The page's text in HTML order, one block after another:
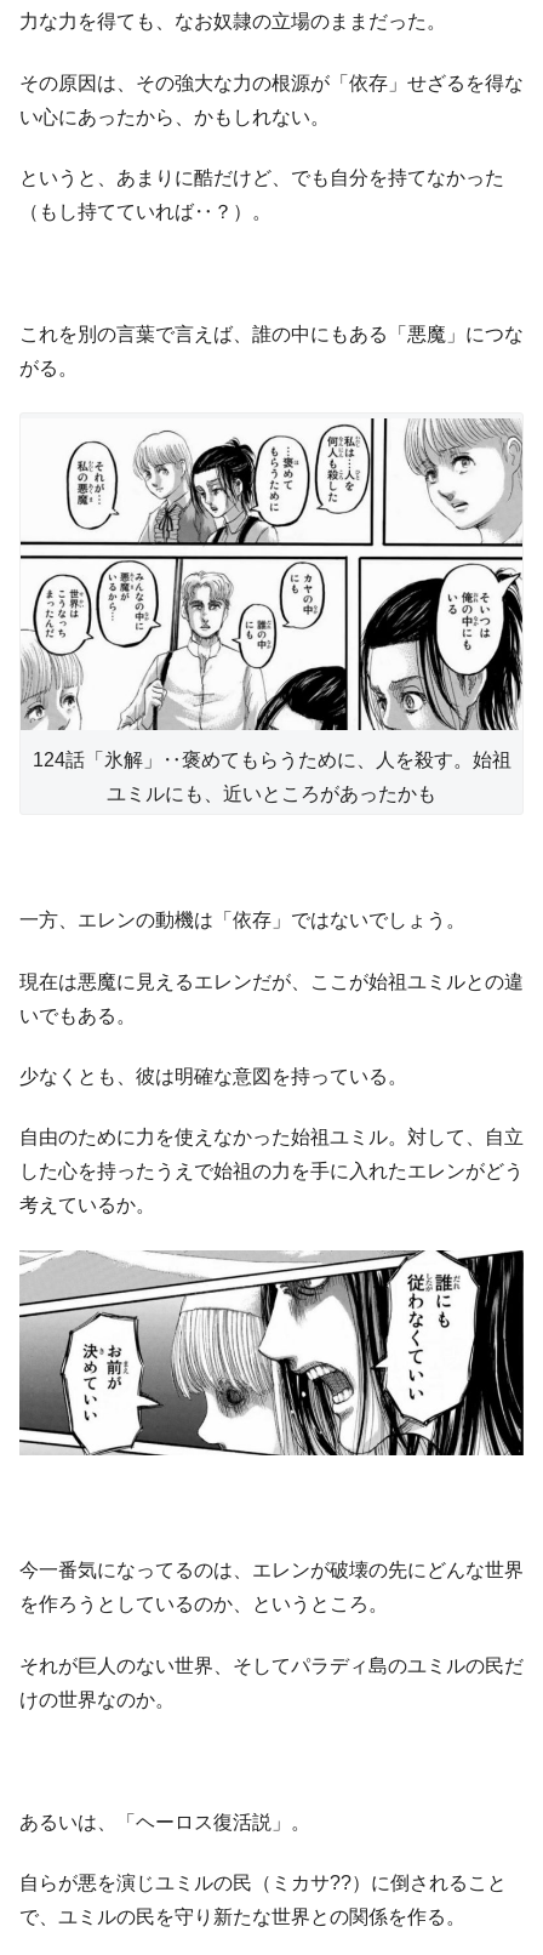
力な力を得ても、なお奴隷の立場のままだった。
その原因は、その強大な力の根源が「依存」せざるを得な
い心にあったから、かもしれない。
というと、あまりに酷だけど、でも自分を持てなかった
（もし持てていれば‥？）。
これを別の言葉で言えば、誰の中にもある「悪魔」につな
がる。
124話「氷解」‥褒めてもらうために、人を殺す。始祖
ユミルにも、近いところがあったかも
一方、エレンの動機は「依存」ではないでしょう。
現在は悪魔に見えるエレンだが、ここが始祖ユミルとの違
いでもある。
少なくとも、彼は明確な意図を持っている。
自由のために力を使えなかった始祖ユミル。対して、自立
した心を持ったうえで始祖の力を手に入れたエレンがどう
考えているか。
今一番気になってるのは、エレンが破壊の先にどんな世界
を作ろうとしているのか、というところ。
それが巨人のない世界、そしてパラディ島のユミルの民だ
けの世界なのか。
あるいは、「ヘーロス復活説」。
自らが悪を演じユミルの民（ミカサ??）に倒されること
で、ユミルの民を守り新たな世界との関係を作る。